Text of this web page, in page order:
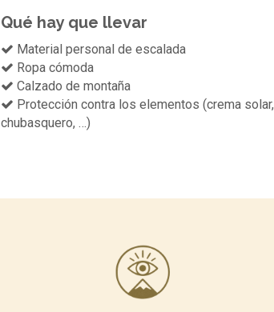
Qué hay que llevar
Material personal de escalada
Ropa cómoda
Calzado de montaña
Protección contra los elementos (crema solar,
chubasquero, …)